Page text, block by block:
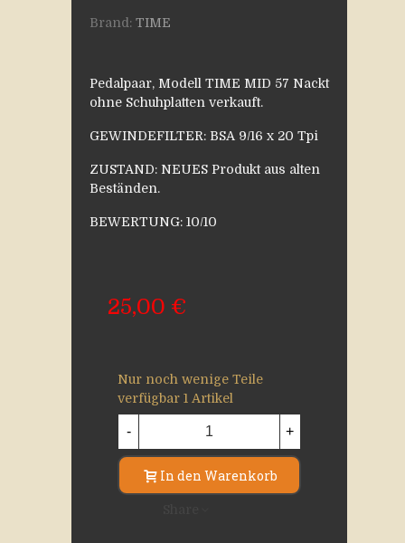
Brand: TIME
Pedalpaar, Modell TIME MID 57 Nackt
ohne Schuhplatten verkauft.
GEWINDEFILTER: BSA 9/16 x 20 Tpi
ZUSTAND: NEUES Produkt aus alten
Beständen.
BEWERTUNG: 10/10
25,00 €
Nur noch wenige Teile
verfügbar1 Artikel
- +
In den Warenkorb